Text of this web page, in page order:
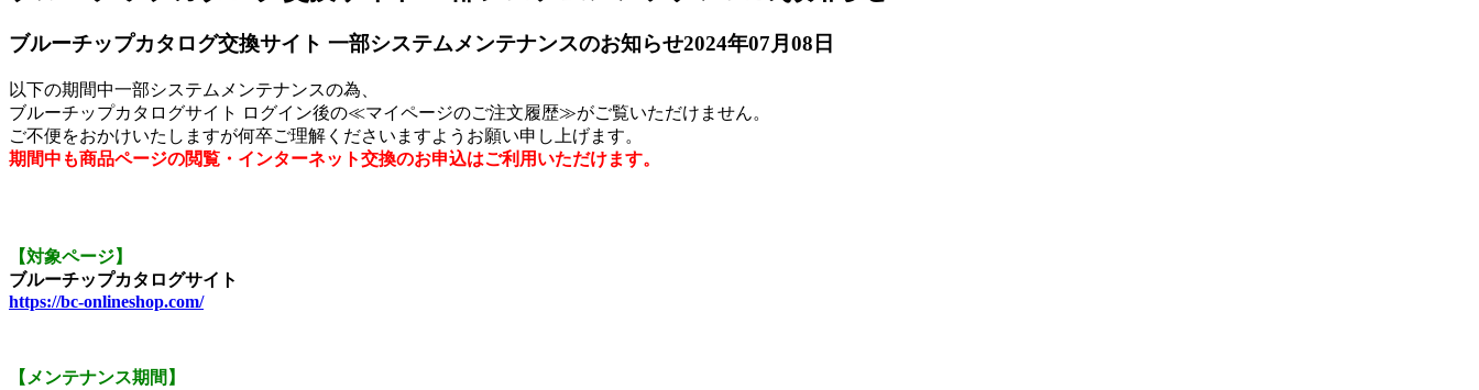
ブルーチップカタログ交換サイト 一部システムメンテナンスのお知らせ2024年07月08日
以下の期間中一部システムメンテナンスの為、
ブルーチップカタログサイト ログイン後の≪マイページのご注文履歴≫がご覧いただけません。
ご不便をおかけいたしますが何卒ご理解くださいますようお願い申し上げます。
期間中も商品ページの閲覧・インターネット交換のお申込はご利用いただけます。
【対象ページ】
ブルーチップカタログサイト
https://bc-onlineshop.com/
【メンテナンス期間】